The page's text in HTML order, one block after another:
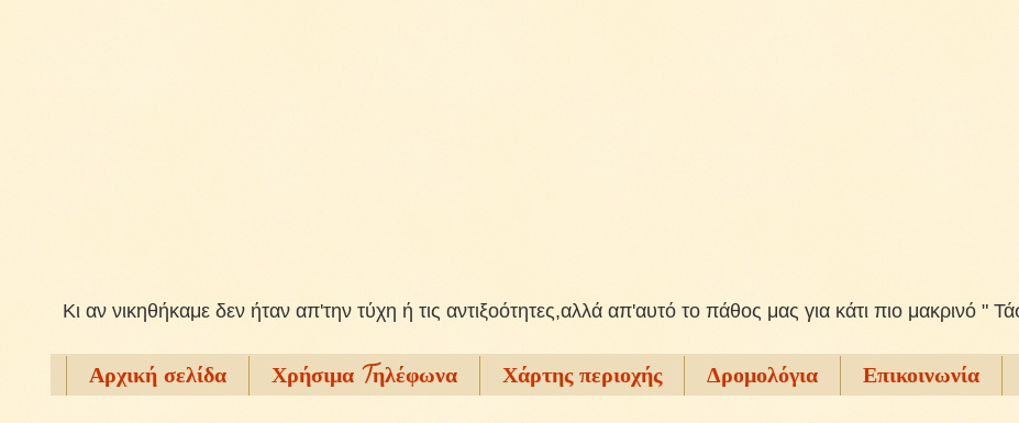
Kι αν νικηθήκαμε δεν ήταν απ'την τύχη ή τις αντιξοότητες,αλλά απ'αυτό το πάθος μας για κάτι πιο μακρινό "
Αρχική σελίδα Χρήσιμα Tηλέφωνα Χάρτης περιοχής Δρομολόγια Επικοινωνία